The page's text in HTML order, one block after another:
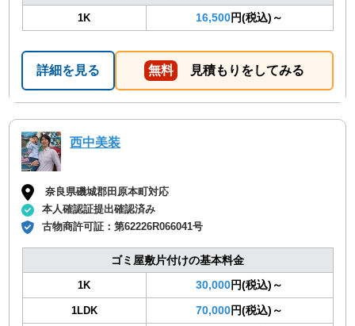
1K 16,500円(税込)～
詳細を見る 無料 見積もりをしてみる
西中美装
奈良県磯城郡田原本町対応
本人確認証提出確認済み
古物商許可証：第62226R066041号
ゴミ屋敷片付けの基本料金
1K 30,000円(税込)～
1LDK 70,000円(税込)～